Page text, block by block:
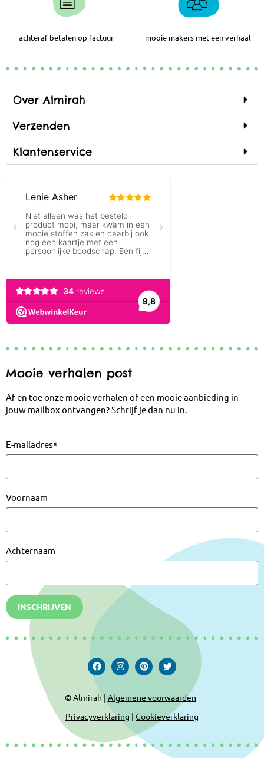
achteraf betalen op factuur mooie makers met een verhaal
Over Almirah
Verzenden
Klantenservice
Mooie verhalen post
Af en toe onze mooie verhalen of een mooie aanbieding in
jouw mailbox ontvangen? Schrijf je dan nu in.
E-mailadres*
Voornaam
Achternaam
INSCHRIJVEN
© Almirah | Algemene voorwaarden
Privacyverklaring | Cookieverklaring